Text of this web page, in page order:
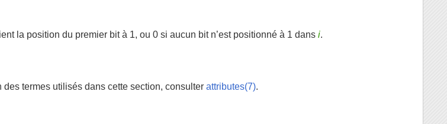
la position du premier bit à 1, ou 0 si aucun bit n’est positionné à 1 dansi.
des termes utilisés dans cette section, consulterattributes(7).